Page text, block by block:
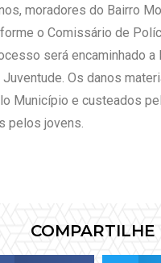
moradores do Bairro
o Comissário de
será encaminhado a
Juventude. Os danos
Município e custeados
pelos jovens.
COMPARTILHE